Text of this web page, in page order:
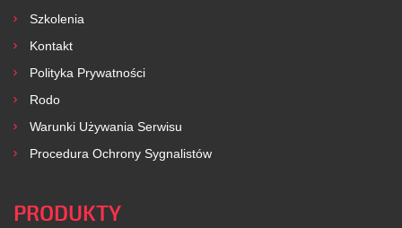
Szkolenia
Kontakt
Polityka Prywatności
Rodo
Warunki Używania Serwisu
Procedura Ochrony Sygnalistów
PRODUKTY